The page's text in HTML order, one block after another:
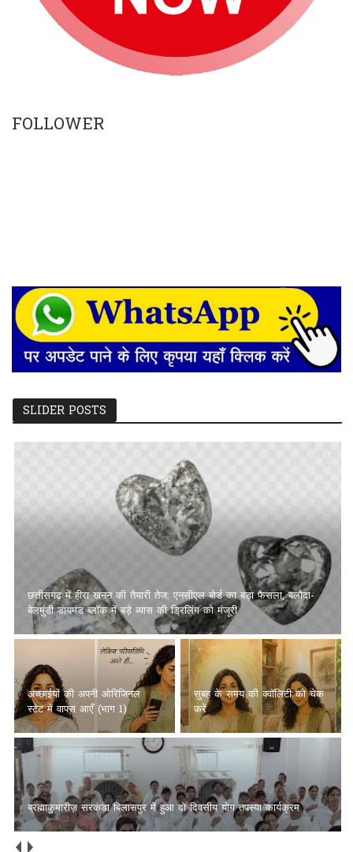
FOLLOWER
SLIDER POSTS
छत्तीसगढ़ में हीरा खनन की तैयारी तेज: एनसीएल बोर्ड का बड़ा फैसला, बलौदा-
बेलमुंडी डायमंड ब्लॉक में बड़े व्यास की ड्रिलिंग को मंजूरी
अच्छाईयों की अपनी ओरिजिनल
स्टेट में वापस आएँ (भाग 1)
सुबह के समय की क्वॉलिटी को चेक
करें
ब्रह्माकुमारीज़ सरकंडा बिलासपुर में हुआ दो दिवसीय योग तपस्या कार्यक्रम